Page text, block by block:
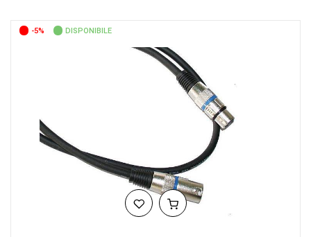
-5% DISPONIBILE